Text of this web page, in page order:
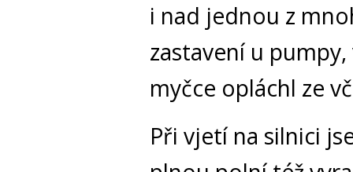
i nad jednou z
zastavení u
myčce opláchl ze
Při vjetí na silnici